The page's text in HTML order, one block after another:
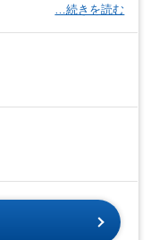
…続きを読む